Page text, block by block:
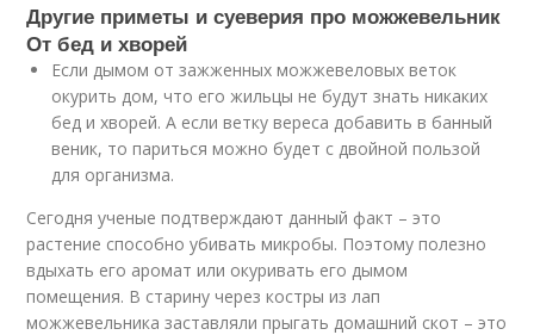
Другие приметы и суеверия про можжевельник
От бед и хворей
Если дымом от зажженных можжевеловых веток
окурить дом, что его жильцы не будут знать никаких
бед и хворей. А если ветку вереса добавить в банный
веник, то париться можно будет с двойной пользой
для организма.
Сегодня ученые подтверждают данный факт – это
растение способно убивать микробы. Поэтому полезно
вдыхать его аромат или окуривать его дымом
помещения. В старину через костры из лап
можжевельника заставляли прыгать домашний скот – это